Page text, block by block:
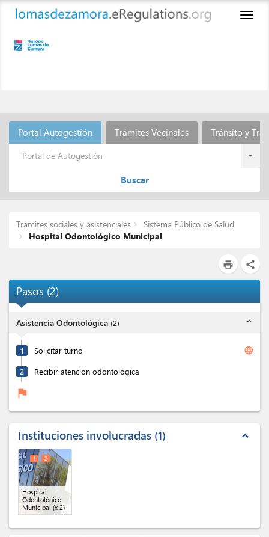
Portal Autogestión Trámites Vecinales Tránsito y
Portal de Autogestión
Buscar
Trámites sociales y asistenciales
Sistema Público de Salud
Hospital Odontológico Municipal
print share
Pasos (2)
Asistencia Odontológica (2) expand_less
1 Solicitar turno language
2 Recibir atención odontológica
flag
Instituciones involucradas 1 expand_less
Hospital
Odontológico
Municipal (x 2)
1 2